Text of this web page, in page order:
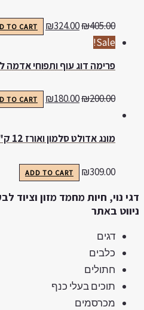
₪405.00
₪324.00
TO CART
Sale!
פרימה דוג עוף ותפוחי אדמה לכלב
₪200.00
₪180.00
TO CART
מונג אדולט סלמון ואורז 12 ק"ג
₪309.00
ADD TO CART
נוי, חיות מחמד מזון וציוד
באתר
דגים
כלבים
חתולים
תוכים בעלי כנף
מכרסמים